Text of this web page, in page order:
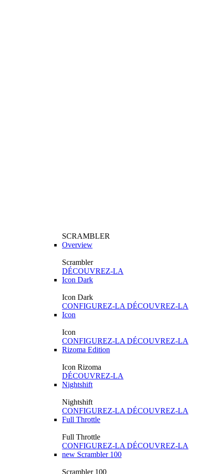
SCRAMBLER
Overview
Scrambler
DÉCOUVREZ-LA
Icon Dark
Icon Dark
CONFIGUREZ-LA DÉCOUVREZ-LA
Icon
Icon
CONFIGUREZ-LA DÉCOUVREZ-LA
Rizoma Edition
Icon Rizoma
DÉCOUVREZ-LA
Nightshift
Nightshift
CONFIGUREZ-LA DÉCOUVREZ-LA
Full Throttle
Full Throttle
CONFIGUREZ-LA DÉCOUVREZ-LA
new Scrambler 100
Scrambler 100